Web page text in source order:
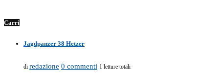
Carri
Jagdpanzer 38 Hetzer
di redazione 0 commenti 1 letture totali